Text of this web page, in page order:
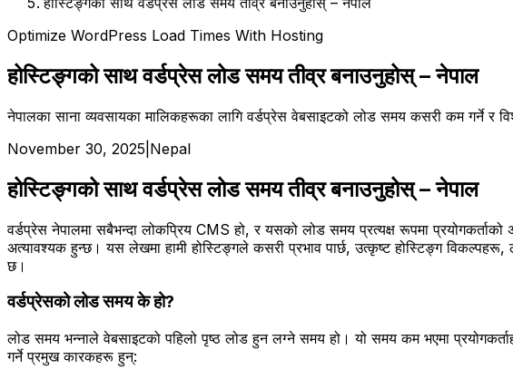
Optimize WordPress Load Times With Hosting
होस्टिङ्गको साथ वर्डप्रेस लोड समय तीव्र बनाउनुहोस् – नेपाल
नेपालका साना व्यवसायका मालिकहरूका लागि वर्डप्रेस वेबसाइटको लोड समय कसरी कम गर्ने र
November 30, 2025 Nepal
होस्टिङ्गको साथ वर्डप्रेस लोड समय तीव्र बनाउनुहोस् – नेपाल
वर्डप्रेस नेपालमा सबैभन्दा लोकप्रिय CMS हो, र यसको लोड समय प्रत्यक्ष रूपमा
अत्यावश्यक हुन्छ। यस लेखमा हामी होस्टिङ्गले कसरी प्रभाव पार्छ, उत्कृष्ट होस्टिङ्ग विकल्पहरू,
छ।
वर्डप्रेसको लोड समय के हो?
लोड समय भन्नाले वेबसाइटको पहिलो पृष्ठ लोड हुन लग्ने समय हो। यो समय कम भएमा
गर्ने प्रमुख कारकहरू हुन्: